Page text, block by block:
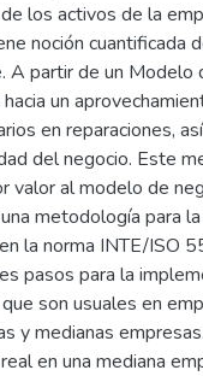
los activos de la
noción cuantificada
A partir de un Modelo
hacia un
en reparaciones,
del negocio. Este
valor al modelo de
metodología para
la norma INTE/ISO
pasos para la
son usuales en
y medianas
en una mediana